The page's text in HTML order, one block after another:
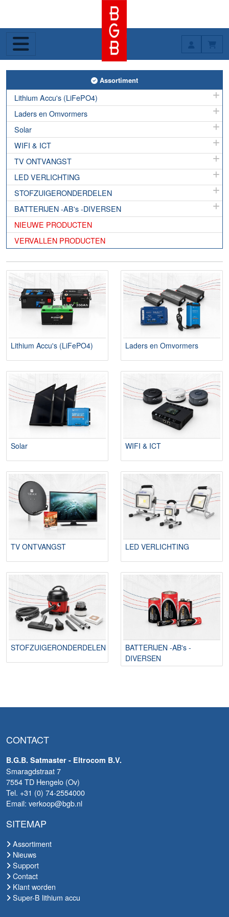
Toggle Assortiment
Assortiment
Lithium Accu's (LiFePO4)
Laders en Omvormers
Solar
WIFI & ICT
TV ONTVANGST
LED VERLICHTING
STOFZUIGERONDERDELEN
BATTERIJEN -AB's -DIVERSEN
NIEUWE PRODUCTEN
VERVALLEN PRODUCTEN
Lithium Accu's (LiFePO4) Laders en Omvormers
Solar WIFI & ICT
TV ONTVANGST LED VERLICHTING
STOFZUIGERONDERDELEN
BATTERIJEN -AB's -
DIVERSEN
CONTACT
B.G.B. Satmaster - Eltrocom B.V.
Smaragdstraat 7
7554 TD Hengelo (Ov)
Tel. +31 (0) 74-2554000
Email: verkoop@bgb.nl
SITEMAP
Assortiment
Nieuws
Support
Contact
Klant worden
Super-B lithium accu